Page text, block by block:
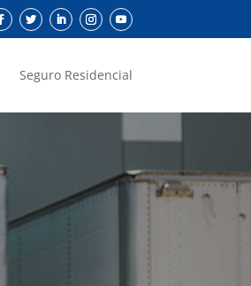
Seguro Residencial